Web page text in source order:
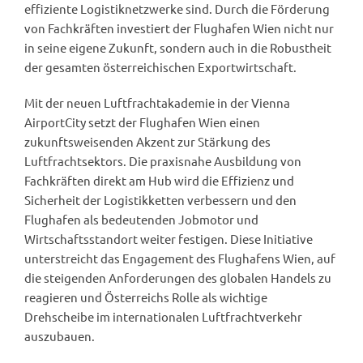
effiziente Logistiknetzwerke sind. Durch die Förderung
von Fachkräften investiert der Flughafen Wien nicht nur
in seine eigene Zukunft, sondern auch in die Robustheit
der gesamten österreichischen Exportwirtschaft.
Mit der neuen Luftfrachtakademie in der Vienna
AirportCity setzt der Flughafen Wien einen
zukunftsweisenden Akzent zur Stärkung des
Luftfrachtsektors. Die praxisnahe Ausbildung von
Fachkräften direkt am Hub wird die Effizienz und
Sicherheit der Logistikketten verbessern und den
Flughafen als bedeutenden Jobmotor und
Wirtschaftsstandort weiter festigen. Diese Initiative
unterstreicht das Engagement des Flughafens Wien, auf
die steigenden Anforderungen des globalen Handels zu
reagieren und Österreichs Rolle als wichtige
Drehscheibe im internationalen Luftfrachtverkehr
auszubauen.